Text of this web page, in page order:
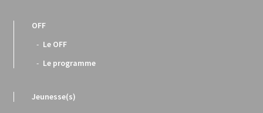
OFF
Le OFF
Le programme
Jeunesse(s)